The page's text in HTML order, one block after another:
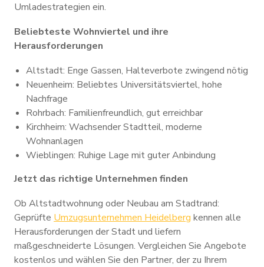
Umladestrategien ein.
Beliebteste Wohnviertel und ihre
Herausforderungen
Altstadt: Enge Gassen, Halteverbote zwingend nötig
Neuenheim: Beliebtes Universitätsviertel, hohe
Nachfrage
Rohrbach: Familienfreundlich, gut erreichbar
Kirchheim: Wachsender Stadtteil, moderne
Wohnanlagen
Wieblingen: Ruhige Lage mit guter Anbindung
Jetzt das richtige Unternehmen finden
Ob Altstadtwohnung oder Neubau am Stadtrand:
Geprüfte Umzugsunternehmen Heidelberg kennen alle
Herausforderungen der Stadt und liefern
maßgeschneiderte Lösungen. Vergleichen Sie Angebote
kostenlos und wählen Sie den Partner, der zu Ihrem